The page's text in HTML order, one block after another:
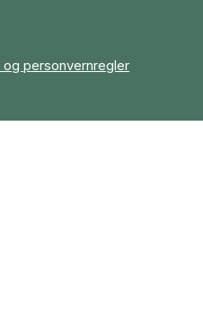
personvernregler